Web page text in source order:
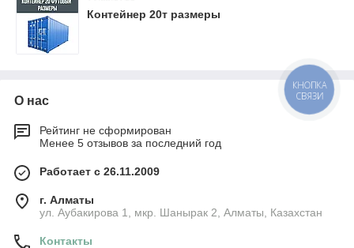
Контейнер 20т размеры
О нас
Рейтинг не сформирован
Менее 5 отзывов за последний год
Работает с 26.11.2009
г. Алматы
ул. Аубакирова 1, мкр. Шанырак 2, Алматы, Казахстан
Контакты
КНОПКА
СВЯЗИ